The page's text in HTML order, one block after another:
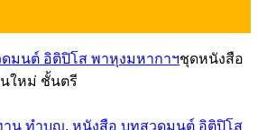
มนต์ อิติปิโส พาหุงมหากาฯชุดหนังสือ
ใหม่ ชั้นตรี
าน ทำบุญ, หนังสือ บทสวดมนต์ อิติปิโส